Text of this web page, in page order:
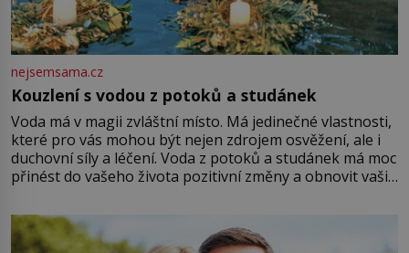
nejsemsama.cz
Kouzlení s vodou z potoků a studánek
Voda má v magii zvláštní místo. Má jedinečné vlastnosti,
které pro vás mohou být nejen zdrojem osvěžení, ale i
duchovní síly a léčení. Voda z potoků a studánek má moc
přinést do vašeho života pozitivní změny a obnovit vaši
můžete obohatit své rituály a přinést do svého života
větší harmonii a klid. Je důležité